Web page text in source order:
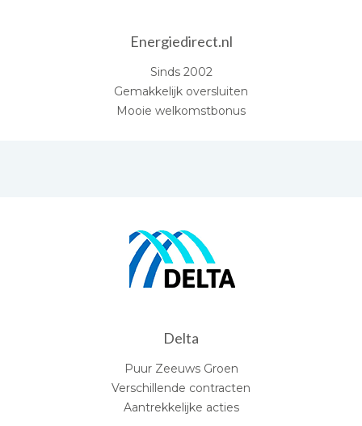
Energiedirect.nl
Sinds 2002
Gemakkelijk oversluiten
Mooie welkomstbonus
Delta
Puur Zeeuws Groen
Verschillende contracten
Aantrekkelijke acties